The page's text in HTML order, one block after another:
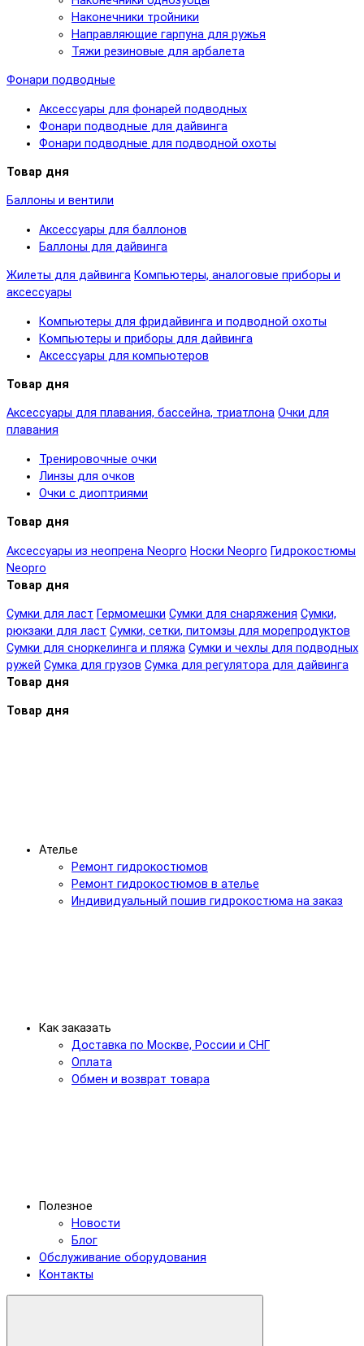
Наконечники тройники
Направляющие гарпуна для ружья
Тяжи резиновые для арбалета
Фонари подводные
Аксессуары для фонарей подводных
Фонари подводные для дайвинга
Фонари подводные для подводной охоты
Товар дня
Баллоны и вентили
Аксессуары для баллонов
Баллоны для дайвинга
Жилеты для дайвинга Компьютеры, аналоговые приборы и
аксессуары
Компьютеры для фридайвинга и подводной охоты
Компьютеры и приборы для дайвинга
Аксессуары для компьютеров
Товар дня
Аксессуары для плавания, бассейна, триатлона Очки для
плавания
Тренировочные очки
Линзы для очков
Очки с диоптриями
Товар дня
Аксессуары из неопрена Neopro Носки Neopro Гидрокостюмы
Neopro
Товар дня
Сумки для ласт Гермомешки Сумки для снаряжения Сумки,
рюкзаки для ласт Сумки, сетки, питомзы для морепродуктов
Сумки для сноркелинга и пляжа Сумки и чехлы для подводных
ружей Сумка для грузов Сумка для регулятора для дайвинга
Товар дня
Товар дня
Ателье
Ремонт гидрокостюмов
Ремонт гидрокостюмов в ателье
Индивидуальный пошив гидрокостюма на заказ
Как заказать
Доставка по Москве, России и СНГ
Оплата
Обмен и возврат товара
Полезное
Новости
Блог
Обслуживание оборудования
Контакты